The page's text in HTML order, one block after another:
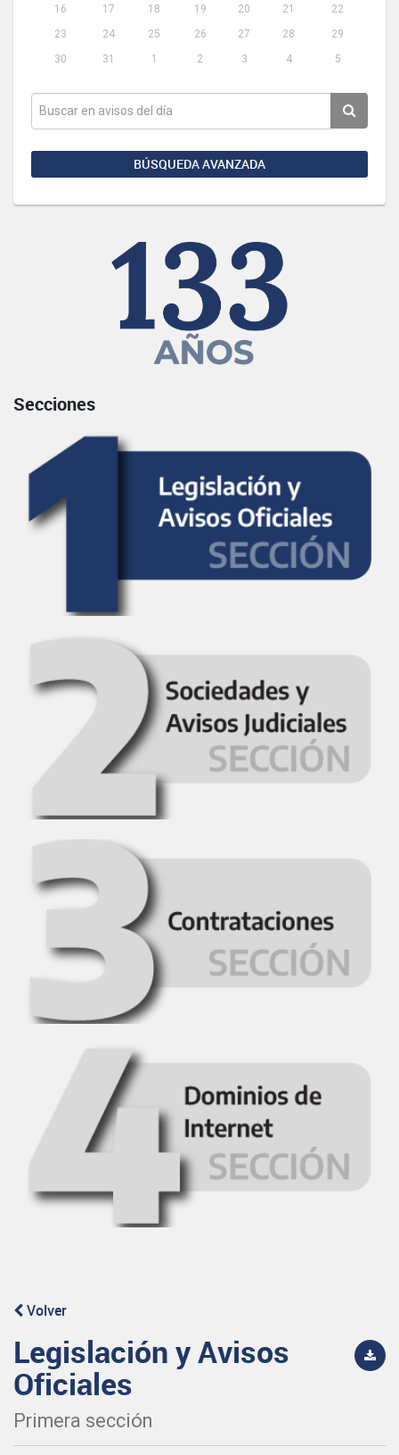
16
17 18 19 20 21
22
23
24 25 26 27 28
29
30
31 1 2 3 4 5
BÚSQUEDA AVANZADA
Secciones
Volver
Legislación y Avisos
Oficiales
Primera sección